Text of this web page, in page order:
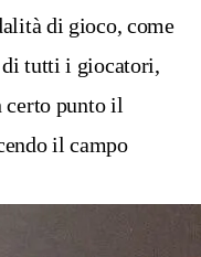
di gioco, come
tutti i giocatori,
certo punto il
il campo